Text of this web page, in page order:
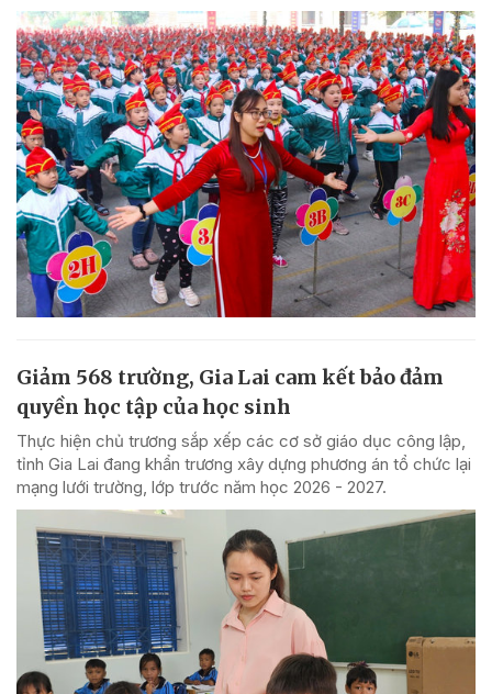
Giảm 568 trường, Gia Lai cam kết bảo đảm
quyền học tập của học sinh
Thực hiện chủ trương sắp xếp các cơ sở giáo dục công lập,
tỉnh Gia Lai đang khẩn trương xây dựng phương án tổ chức lại
mạng lưới trường, lớp trước năm học 2026 - 2027.